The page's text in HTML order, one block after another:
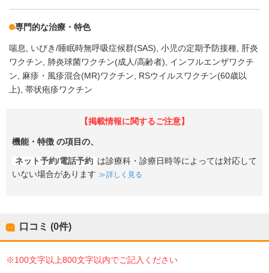
専門的な治療・特色
喘息 いびき/睡眠時無呼吸症候群(SAS) 小児の定期予防接種
肝炎
ワクチン
肺炎球菌ワクチン(成人/高齢者)
インフルエンザワクチ
ン
麻疹・風疹混合(MR)ワクチン
RSウイルスワクチン(60歳以
上) 帯状疱疹ワクチン
【掲載情報に関するご注意】
機能・特徴 の項目の、
ネット予約/電話予約 は診療科・診療日時等によっては対応して
いない場合があります
詳しく見る
口コミ (0件)
※100文字以上800文字以内でご記入ください